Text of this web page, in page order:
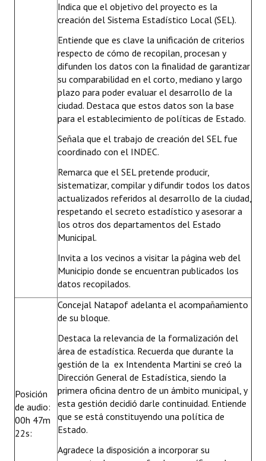
Indica que el objetivo del proyecto es la
creación del Sistema Estadístico Local (SEL).
Entiende que es clave la unificación de criterios
respecto de cómo de recopilan, procesan y
difunden los datos con la finalidad de garantizar
su comparabilidad en el corto, mediano y largo
plazo para poder evaluar el desarrollo de la
ciudad. Destaca que estos datos son la base
para el establecimiento de políticas de Estado.
Señala que el trabajo de creación del SEL fue
coordinado con el INDEC.
Remarca que el SEL pretende producir,
sistematizar, compilar y difundir todos los datos
actualizados referidos al desarrollo de la ciudad,
respetando el secreto estadístico y asesorar a
los otros dos departamentos del Estado
Municipal.
Invita a los vecinos a visitar la página web del
Municipio donde se encuentran publicados los
datos recopilados.
Posición
de audio:
00h 47m
22s:
Concejal Natapof adelanta el acompañamiento
de su bloque.
Destaca la relevancia de la formalización del
área de estadística. Recuerda que durante la
gestión de la ex Intendenta Martini se creó la
Dirección General de Estadística, siendo la
primera oficina dentro de un ámbito municipal, y
esta gestión decidió darle continuidad. Entiende
que se está constituyendo una política de
Estado.
Agradece la disposición a incorporar su